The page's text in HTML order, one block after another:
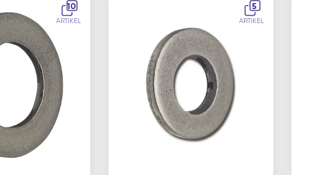
10
ARTIKEL
5
ARTIKEL